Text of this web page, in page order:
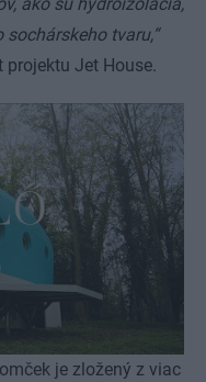
tvaru,“
projektu Jet House.
je zložený z viac